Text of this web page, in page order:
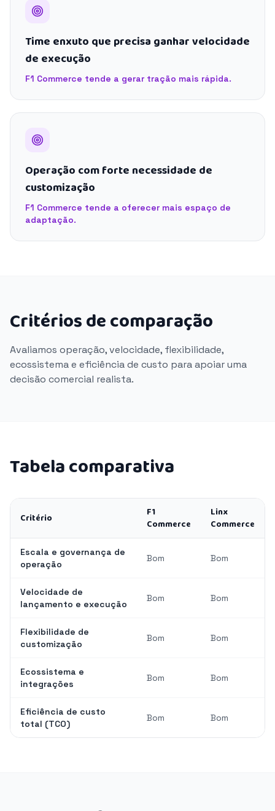
Time enxuto que precisa ganhar velocidade
de execução
F1 Commerce tende a gerar tração mais rápida.
Operação com forte necessidade de
customização
F1 Commerce tende a oferecer mais espaço de
adaptação.
Critérios de comparação
Avaliamos operação, velocidade, flexibilidade,
ecossistema e eficiência de custo para apoiar uma
decisão comercial realista.
Tabela comparativa
Critério
F1
Commerce
Linx
Commerce
Escala e governança de
operação
Bom Bom
Velocidade de
lançamento e execução
Bom Bom
Flexibilidade de
customização
Bom Bom
Ecossistema e
integrações
Bom Bom
Eficiência de custo
total (TCO)
Bom Bom